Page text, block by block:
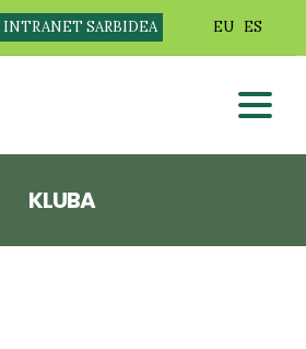
INTRANET SARBIDEA EU ES
KLUBA